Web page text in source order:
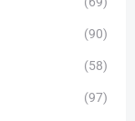
(90)
(58)
(97)